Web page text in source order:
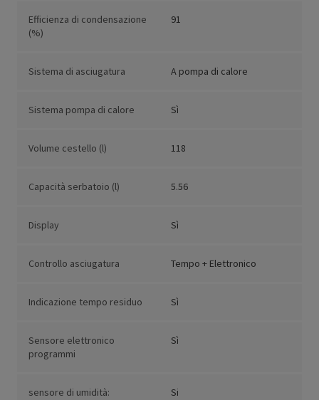
Efficienza di condensazione
(%)
91
Sistema di asciugatura A pompa di calore
Sistema pompa di calore Sì
Volume cestello (l) 118
Capacità serbatoio (l) 5.56
Display Sì
Controllo asciugatura Tempo + Elettronico
Indicazione tempo residuo Sì
Sensore elettronico
programmi
Sì
sensore di umidità: Si